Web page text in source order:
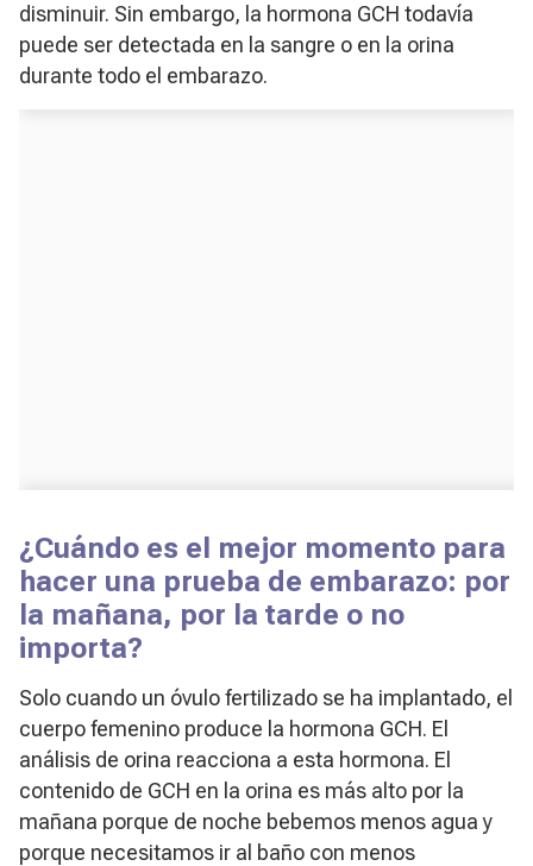
disminuir. Sin embargo, la hormona GCH todavía
puede ser detectada en la sangre o en la orina
durante todo el embarazo.
¿Cuándo es el mejor momento para
hacer una prueba de embarazo: por
la mañana, por la tarde o no
importa?
Solo cuando un óvulo fertilizado se ha implantado, el
cuerpo femenino produce la hormona GCH. El
análisis de orina reacciona a esta hormona. El
contenido de GCH en la orina es más alto por la
mañana porque de noche bebemos menos agua y
porque necesitamos ir al baño con menos